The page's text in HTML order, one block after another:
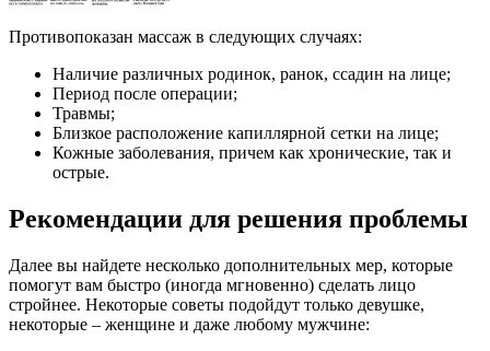
Противопоказан массаж в следующих случаях:
Наличие различных родинок, ранок, ссадин на лице;
Период после операции;
Травмы;
Близкое расположение капиллярной сетки на лице;
Кожные заболевания, причем как хронические, так и
острые.
Рекомендации для решения проблемы
Далее вы найдете несколько дополнительных мер, которые
помогут вам быстро (иногда мгновенно) сделать лицо
стройнее. Некоторые советы подойдут только девушке,
некоторые – женщине и даже любому мужчине: